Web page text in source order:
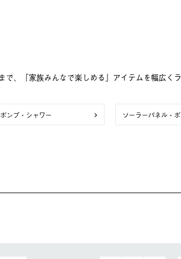
、「家族みんなで楽しめる」アイテムを幅広く
ンプ・シャワー ソーラーパネル・